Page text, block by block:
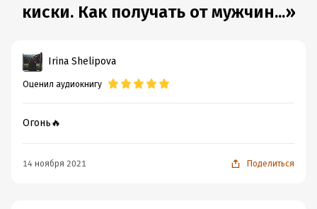
киски. Как получать от мужчин...»
Irina Shelipova
Оценил аудиокнигу
Огонь🔥
14 ноября 2021 Поделиться